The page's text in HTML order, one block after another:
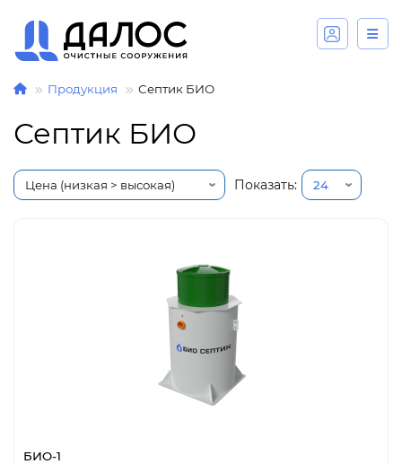
Продукция Септик БИО
Септик БИО
Показать:
БИО-1